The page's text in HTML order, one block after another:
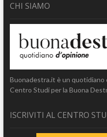
CHI SIAMO
Buonadestra.it è un quotidiano
Centro Studi per la Buona
ISCRIVITI AL CENTRO